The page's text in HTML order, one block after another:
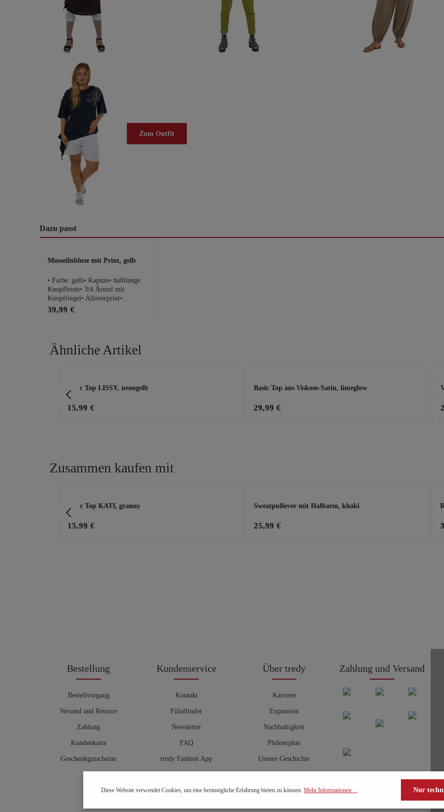
Zum Outfit
Dazu passt
Musselinbluse mit Print, gelb
• Farbe: gelb• Kapuze• halblange
Knopfleiste• 3/4 Ärmel mit
Knopfriegel• Alloverprint•
Rückseite ca. 14cm länger• 100%
BaumwollePassform Maße bei
69cmHinweis: Es handelt sich
hierbei um einen Nicht-tredy-
39,99 €
Ähnliche Artikel
Basic Top LISSY, neongelb
15,99 €
Basic Top aus Viskose-Satin, limeglow
29,99 €
Zusammen kaufen mit
Basic Top KATI, granny
15,99 €
Sweatpullover mit Halbarm, khaki
25,99 €
Bestellung
Bestellvorgang
Versand und Retoure
Zahlung
Kundenkarte
Geschenkgutscheine
Kundenservice
Kontakt
Filialfinder
Newsletter
FAQ
tredy Fashion App
Hosenberater
Über tredy
Karriere
Expansion
Nachhaltigkeit
Philosophie
Unsere Geschichte
Zahlung und Versand
Diese Website verwendet Cookies, um eine bestmögliche Erfahrung bieten zu können. Mehr Informationen ... Nur